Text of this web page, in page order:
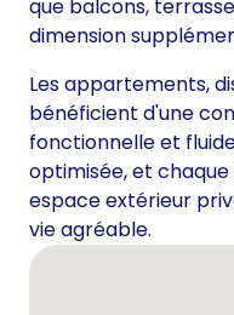
que balcons,
dimension
Les appartements,
bénéficient d'une
fonctionnelle et
optimisée, et
espace extérieur
vie agréable.